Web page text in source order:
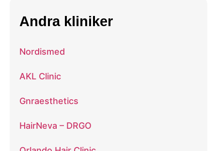
Andra kliniker
Nordismed
AKL Clinic
Gnraesthetics
HairNeva – DRGO